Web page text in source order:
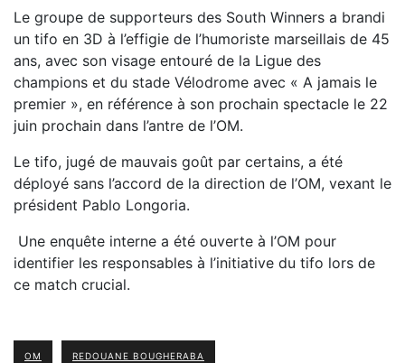
Le groupe de supporteurs des South Winners a brandi
un tifo en 3D à l’effigie de l’humoriste marseillais de 45
ans, avec son visage entouré de la Ligue des
champions et du stade Vélodrome avec « A jamais le
premier », en référence à son prochain spectacle le 22
juin prochain dans l’antre de l’OM.
Le tifo, jugé de mauvais goût par certains, a été
déployé sans l’accord de la direction de l’OM, vexant le
président Pablo Longoria.
Une enquête interne a été ouverte à l’OM pour
identifier les responsables à l’initiative du tifo lors de
ce match crucial.
OM REDOUANE BOUGHERABA